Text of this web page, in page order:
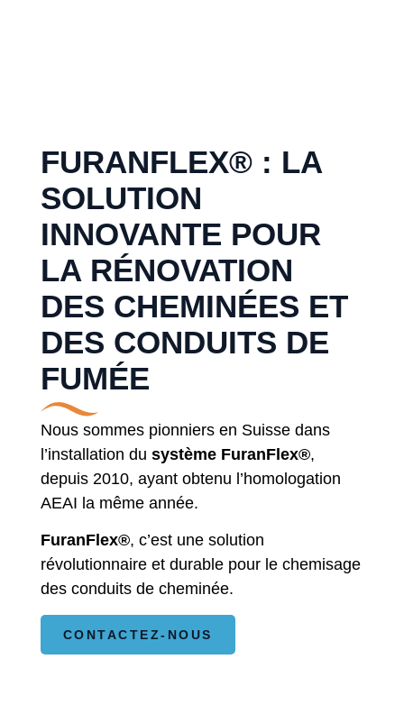
FURANFLEX® : LA
SOLUTION
INNOVANTE POUR
LA RÉNOVATION
DES CHEMINÉES ET
DES CONDUITS DE
FUMÉE
Nous sommes pionniers en Suisse dans
l’installation du système FuranFlex®,
depuis 2010, ayant obtenu l’homologation
AEAI la même année.
FuranFlex®, c’est une solution
révolutionnaire et durable pour le chemisage
des conduits de cheminée.
CONTACTEZ-NOUS